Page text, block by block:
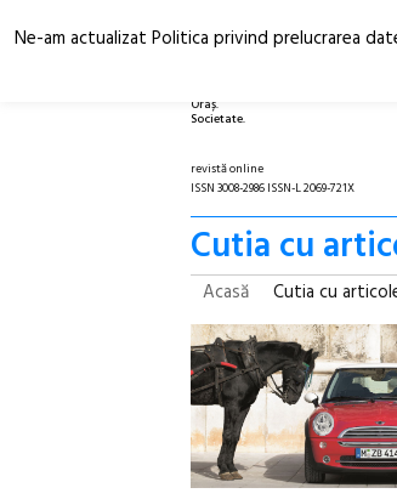
Oraș.
Societate.
revistă online
ISSN 3008-2986 ISSN-L 2069-721X
Cutia cu
Acasă Cutia cu
Ne-am actualizat Politica privind prelucrarea